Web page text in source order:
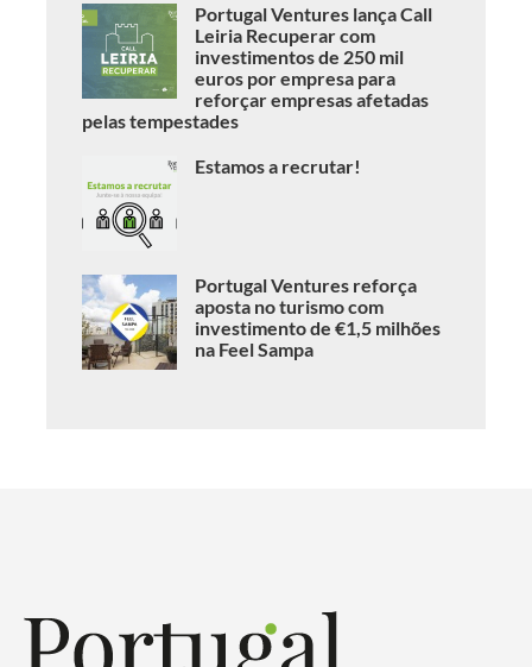
Portugal Ventures lança Call
Leiria Recuperar com
investimentos de 250 mil
euros por empresa para
reforçar empresas afetadas
pelas tempestades
Estamos a recrutar!
Portugal Ventures reforça
aposta no turismo com
investimento de €1,5 milhões
na Feel Sampa